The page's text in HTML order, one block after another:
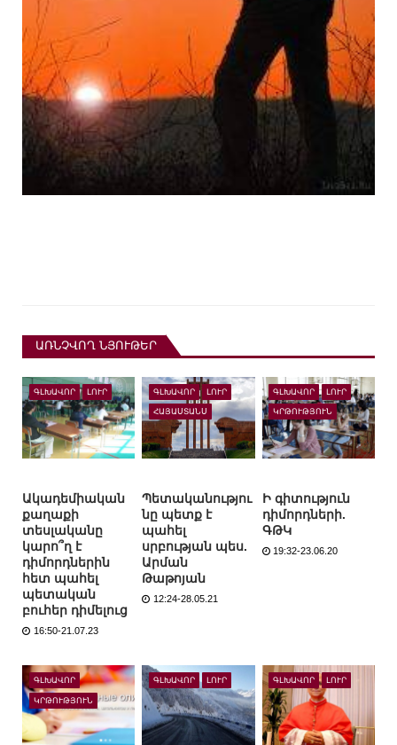
ԱՌՆՉՎՈՂ ՆՅՈՒԹԵՐ
ԳԼԽԱՎՈՐ ԼՈՒՐ
Ակադեմիական
քաղաքի
տեսլականը
կարո՞ղ է
դիմորդներին
հետ պահել
պետական
բուհեր դիմելուց
16:50-21.07.23
ԳԼԽԱՎՈՐ ԼՈՒՐ
ՀԱՅԱՍՏԱՆՍ
Պետականությու
նը պետք է
պահել
սրբության պես.
Արման
Թաթոյան
12:24-28.05.21
ԳԼԽԱՎՈՐ ԼՈՒՐ
ԿՐԹՈՒԹՅՈՒՆ
Ի գիտություն
դիմորդների.
ԳԹԿ
19:32-23.06.20
ԳԼԽԱՎՈՐ
ԿՐԹՈՒԹՅՈՒՆ
ԳԼԽԱՎՈՐ ԼՈՒՐ ԳԼԽԱՎՈՐ ԼՈՒՐ